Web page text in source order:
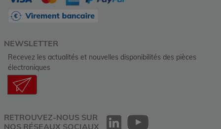
NEWSLETTER
Recevez les actualités et nouvelles disponibilités des pièces
électroniques
RETROUVEZ-NOUS SUR
NOS RÉSEAUX SOCIAUX